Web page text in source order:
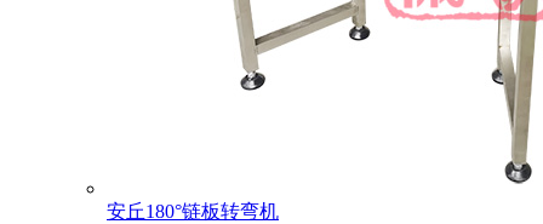
安丘180°链板转弯机